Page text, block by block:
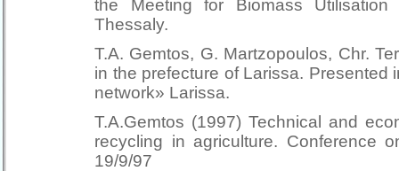
the Meeting for Biomass
Thessaly.
T.A. Gemtos, G. Martzopoulos, Chr.
in the prefecture of Larissa. Presented
network» Larissa.
T.A.Gemtos (1997) Technical and
recycling in agriculture. Conference
19/9/97